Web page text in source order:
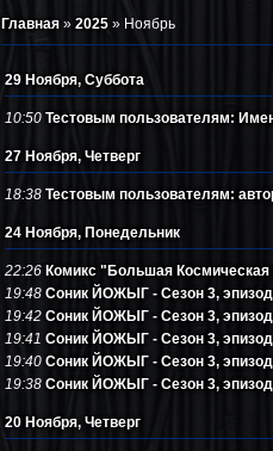
Главная » 2025 » Ноябрь
29 Ноября, Суббота
10:50 Тестовым пользователям:
27 Ноября, Четверг
18:38 Тестовым пользователям:
24 Ноября, Понедельник
22:26 Комикс "Большая
19:48 Соник ЙОЖЫГ - Сезон 3, эпизод
19:42 Соник ЙОЖЫГ - Сезон 3, эпизод
19:41 Соник ЙОЖЫГ - Сезон 3, эпизод
19:40 Соник ЙОЖЫГ - Сезон 3,
19:38 Соник ЙОЖЫГ - Сезон 3,
20 Ноября, Четверг